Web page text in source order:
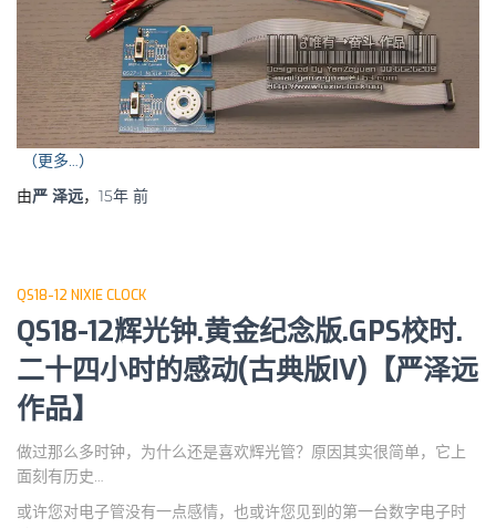
（更多…）
由严 泽远， 15年 前
QS18-12 NIXIE CLOCK
QS18-12辉光钟.黄金纪念版.GPS校时.
二十四小时的感动(古典版IV)【严泽远
作品】
做过那么多时钟，为什么还是喜欢辉光管？原因其实很简单，它上
面刻有历史…
或许您对电子管没有一点感情，也或许您见到的第一台数字电子时